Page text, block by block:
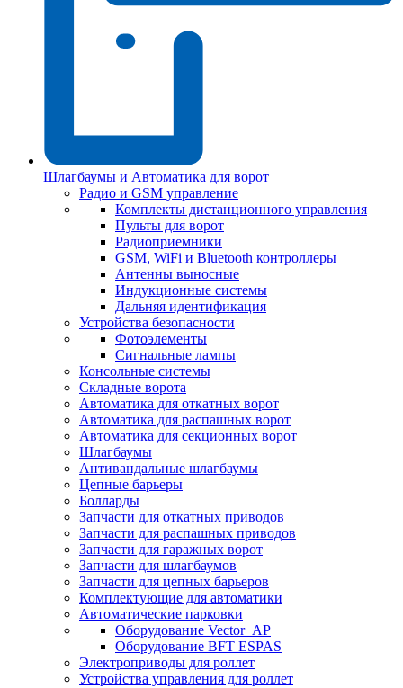
Шлагбаумы и Автоматика для ворот
Радио и GSM управление
Комплекты дистанционного управления
Пульты для ворот
Радиоприемники
GSM, WiFi и Bluetooth контроллеры
Антенны выносные
Индукционные системы
Дальняя идентификация
Устройства безопасности
Фотоэлементы
Сигнальные лампы
Консольные системы
Складные ворота
Автоматика для откатных ворот
Автоматика для распашных ворот
Автоматика для секционных ворот
Шлагбаумы
Антивандальные шлагбаумы
Цепные барьеры
Болларды
Запчасти для откатных приводов
Запчасти для распашных приводов
Запчасти для гаражных ворот
Запчасти для шлагбаумов
Запчасти для цепных барьеров
Комплектующие для автоматики
Автоматические парковки
Оборудование Vector_AP
Оборудование BFT ESPAS
Электроприводы для роллет
Устройства управления для роллет